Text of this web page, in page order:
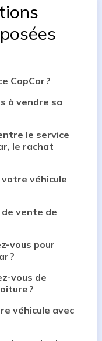
CapCar ?
à vendre sa
le service
le rachat
véhicule
vente de
vous pour
?
vous de
?
véhicule avec